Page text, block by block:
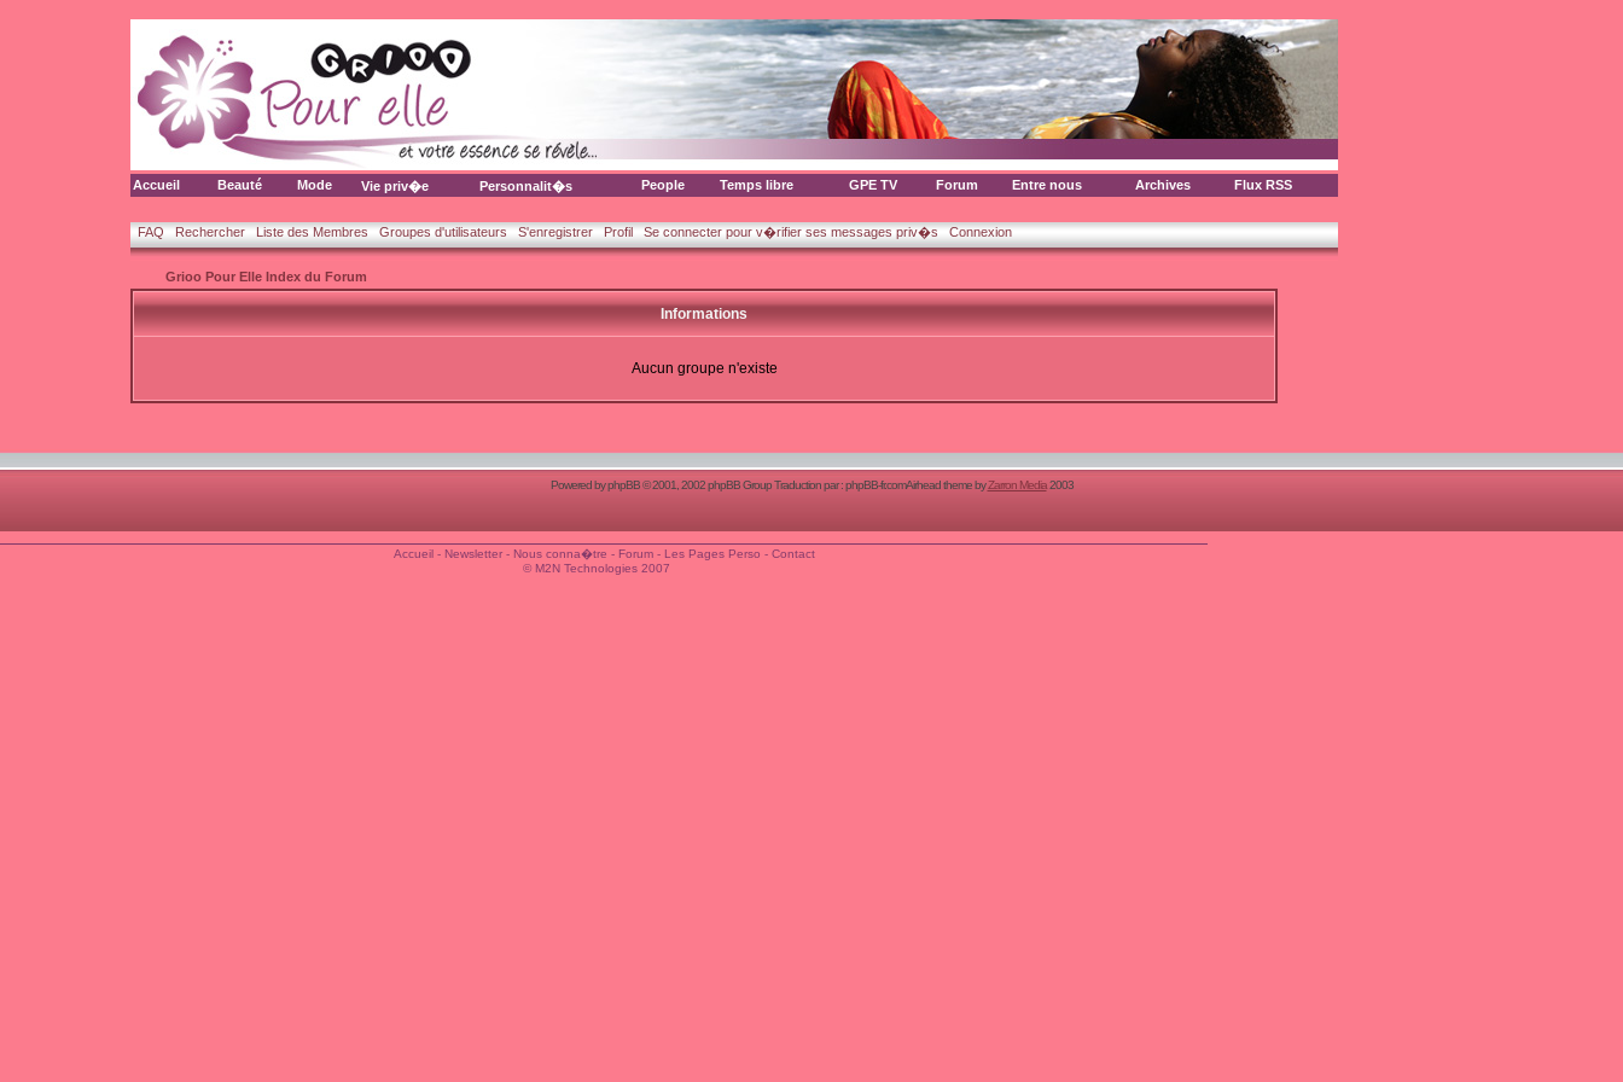
Accueil Beauté Mode Vie priv�e Personnalit�s People Temps libre GPE TV Forum Entre nous Archives Flux RSS
FAQ Rechercher Liste des Membres Groupes d'utilisateurs S'enregistrer Profil Se connecter pour v�rifier ses messages priv�s Connexion
Grioo Pour Elle Index du Forum
Informations
Aucun groupe n'existe
Powered byphpBB© 2001, 2002 phpBB Group Traduction par :phpBB-fr.comAirhead theme byZarron Media2003
Accueil- Newsletter- Nous conna�tre - Forum- Les Pages Perso - Contact
© M2N Technologies 2007